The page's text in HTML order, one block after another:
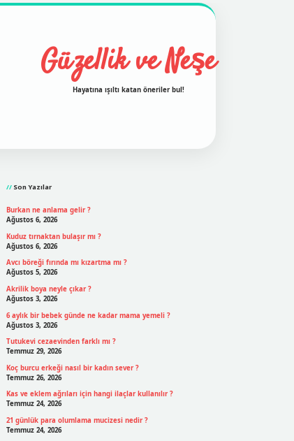
Güzellik ve Neşe
Hayatına ışıltı katan öneriler bul!
Son Yazılar
Burkan ne anlama gelir ?
Ağustos 6, 2026
Kuduz tırnaktan bulaşır mı ?
Ağustos 6, 2026
Avcı böreği fırında mı kızartma mı ?
Ağustos 5, 2026
Akrilik boya neyle çıkar ?
Ağustos 3, 2026
6 aylık bir bebek günde ne kadar mama yemeli ?
Ağustos 3, 2026
Tutukevi cezaevinden farklı mı ?
Temmuz 29, 2026
Koç burcu erkeği nasıl bir kadın sever ?
Temmuz 26, 2026
Kas ve eklem ağrıları için hangi ilaçlar kullanılır ?
Temmuz 24, 2026
21 günlük para olumlama mucizesi nedir ?
Temmuz 24, 2026